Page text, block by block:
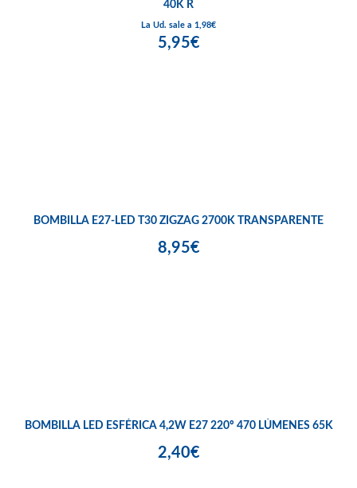
40K R
La Ud. sale a 1,98€
5,95€
BOMBILLA E27-LED T30 ZIGZAG 2700K TRANSPARENTE
8,95€
BOMBILLA LED ESFÉRICA 4,2W E27 220º 470 LÚMENES 65K
2,40€